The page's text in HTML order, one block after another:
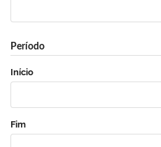
Período
Início
Fim